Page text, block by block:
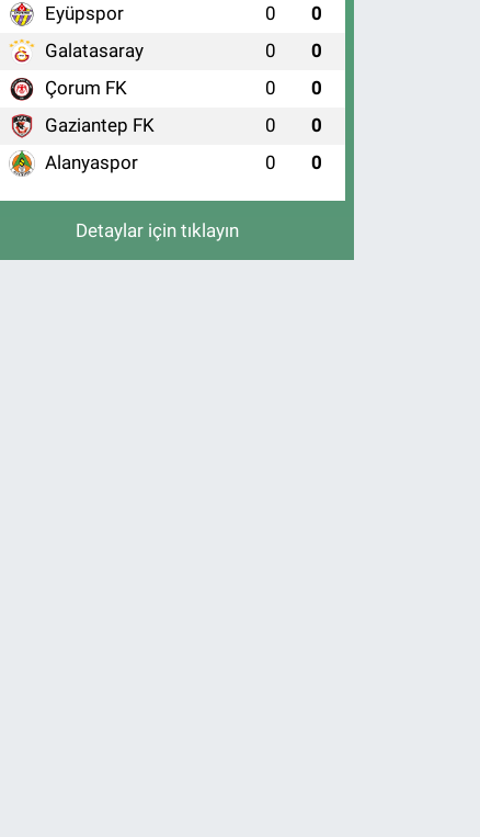
Eyüpspor 0 0
Galatasaray 0 0
Çorum FK 0 0
Gaziantep FK 0 0
Alanyaspor 0 0
Detaylar için tıklayın